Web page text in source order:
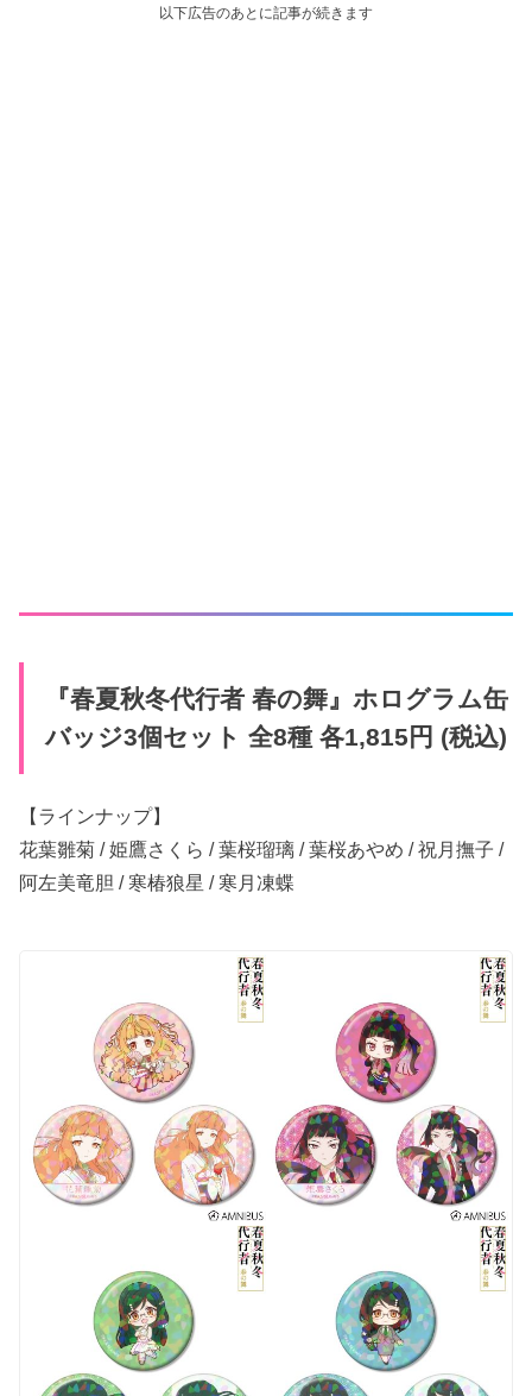
以下広告のあとに記事が続きます
『春夏秋冬代行者 春の舞』ホログラム缶
バッジ3個セット 全8種 各1,815円 (税込)
【ラインナップ】
花葉雛菊 / 姫鷹さくら / ​葉桜瑠璃 / 葉桜​あやめ / 祝月撫子 /
阿左美竜胆 / 寒椿狼星 / 寒月凍蝶